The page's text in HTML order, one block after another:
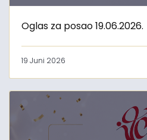
Oglas za posao 19.06.2026.
19 Juni 2026